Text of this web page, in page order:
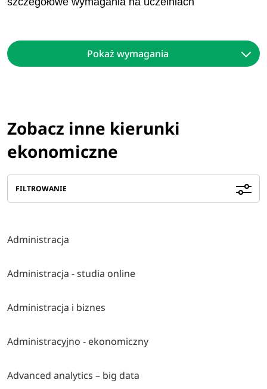
Pokaż wymagania
Zobacz inne kierunki
ekonomiczne
FILTROWANIE
Administracja
Administracja - studia online
Administracja i biznes
Administracyjno - ekonomiczny
Advanced analytics – big data